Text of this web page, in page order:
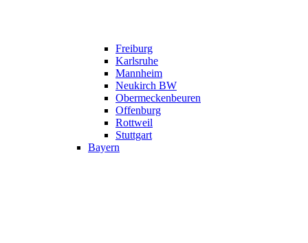
Freiburg
Karlsruhe
Mannheim
Neukirch BW
Obermeckenbeuren
Offenburg
Rottweil
Stuttgart
Bayern